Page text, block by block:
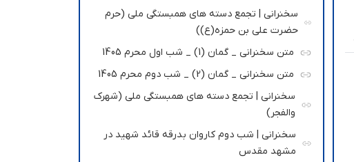
سخنرانی | تجمع دسته های همبستگی ملی (حرم
حضرت علی بن حمزه(ع))
متن سخنرانی _ گمان (1) _ شب اول محرم 1405
متن سخنرانی _ گمان (2) _ شب دوم محرم 1405
سخنرانی | تجمع دسته های همبستگی ملی (شهرک
والفجر)
سخنرانی | شب دوم کاروان بدرقه قائد شهید در
مشهد مقدس